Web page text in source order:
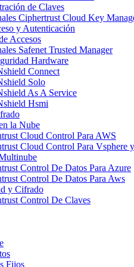
de Claves
Ciphertrust Cloud Key
y Autenticación
Accesos
Safenet Trusted Manager
Hardware
Connect
Solo
As A Service
Hsmi
la Nube
Cloud Control Para AWS
Cloud Control Para Vsphere
Control De Datos Para Azure
Control De Datos Para Aws
y Cifrado
Control De Claves
Fijos